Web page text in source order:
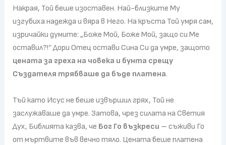
Накрая, Той беше изоставен. Най-близките Му
изгубиха надежда и вяра в Него. На кръста Той умря сам,
изричайки думите: „Боже Мой, Боже Мой, защо си Ме
оставил?!“ Дори Отец остави Сина Си да умре, защото
цената за греха на човека и бунта срещу
Създателя трябваше да бъде платена.
Тъй като Исус не беше извършил грях, Той не
заслужаваше да умре. Затова, чрез силата на Светия
Дух, Библията казва, че Бог Го възкреси – съживи Го
от мъртвите във вечно тяло. Цената беше платена